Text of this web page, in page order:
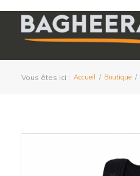
Vous êtes ici : Accueil / Boutique /